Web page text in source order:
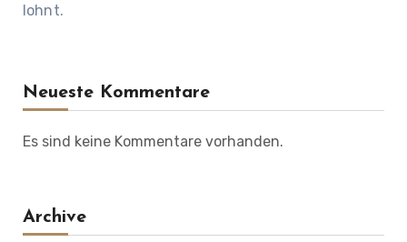
lohnt.
Neueste Kommentare
Es sind keine Kommentare vorhanden.
Archive